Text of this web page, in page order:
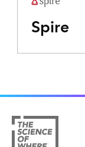
Spire